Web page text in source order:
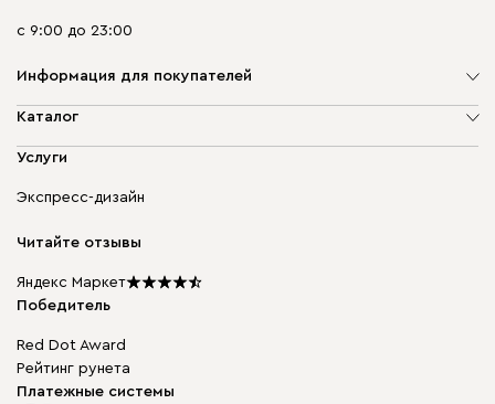
с 9:00 до 23:00
Информация для покупателей
О компании
Доставка и оплата
диван.клуб
Подарочные сертификаты
Мы в прессе
Каталог
Мягкая мебель
Бескаркасная мебель
Столы и стулья
Услуги
Экспресс-дизайн
Читайте отзывы
Яндекс Маркет
Победитель
Red Dot Award
Рейтинг рунета
Платежные системы